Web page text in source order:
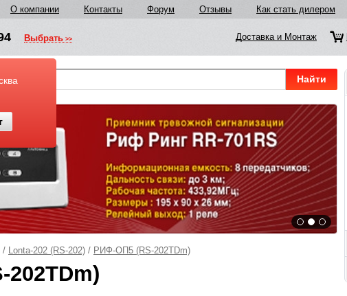
О компании Контакты Форум Отзывы Как стать дилером
Выбрать Доставка и Монтаж
Найти
/ Lonta-202 (RS-202) / РИФ-ОП5 (RS-202TDm)